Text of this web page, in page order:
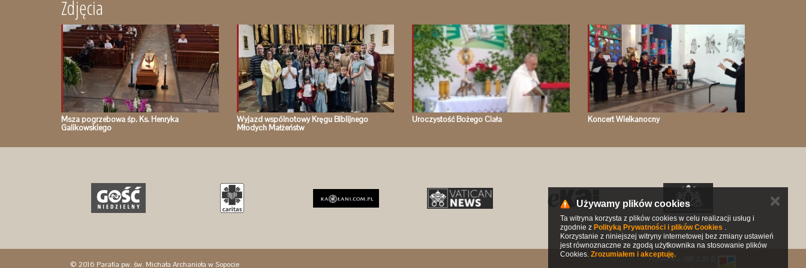
Zdjęcia
Msza pogrzebowa śp. Ks. Henryka
Galikowskiego
Wyjazd wspólnotowy Kręgu Biblijnego
Młodych Małżeństw
Uroczystość Bożego Ciała Koncert Wielkanocny
© 2016 Parafia pw. św. Michała Archanioła w Sopocie
Platforma:
Używamy plików cookies
Ta witryna korzysta z plików cookies w celu realizacji usług i
zgodnie z Polityką Prywatności i plików Cookies .
Korzystanie z niniejszej witryny internetowej bez zmiany ustawień
jest równoznaczne ze zgodą użytkownika na stosowanie plików
Cookies. Zrozumiałem i akceptuję.
✕